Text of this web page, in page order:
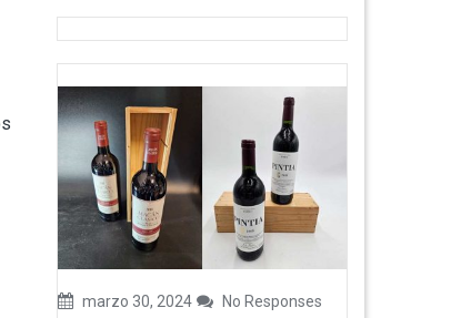
marzo 30, 2024 No Responses